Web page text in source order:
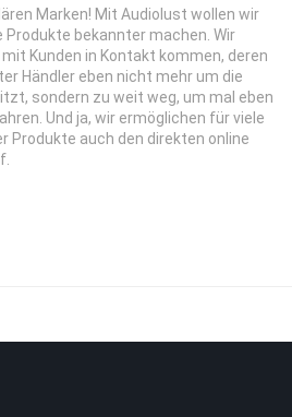
Marken! Mit Audiolust wollen wir
Produkte bekannter machen. Wir
Kunden in Kontakt kommen, deren
Händler eben nicht mehr um die
sondern zu weit weg, um mal eben
Und ja, wir ermöglichen für viele
Produkte auch den direkten online